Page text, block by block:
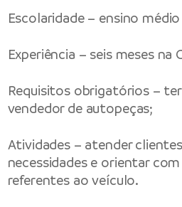
Escolaridade – ensino
Experiência – seis meses na
Requisitos obrigatórios –
vendedor de autopeças;
Atividades – atender
necessidades e orientar
referentes ao veículo.